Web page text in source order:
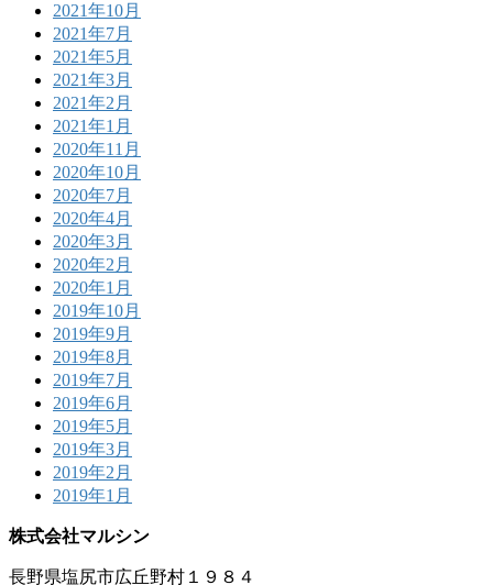
2021年10月
2021年7月
2021年5月
2021年3月
2021年2月
2021年1月
2020年11月
2020年10月
2020年7月
2020年4月
2020年3月
2020年2月
2020年1月
2019年10月
2019年9月
2019年8月
2019年7月
2019年6月
2019年5月
2019年3月
2019年2月
2019年1月
株式会社マルシン
長野県塩尻市広丘野村１９８４